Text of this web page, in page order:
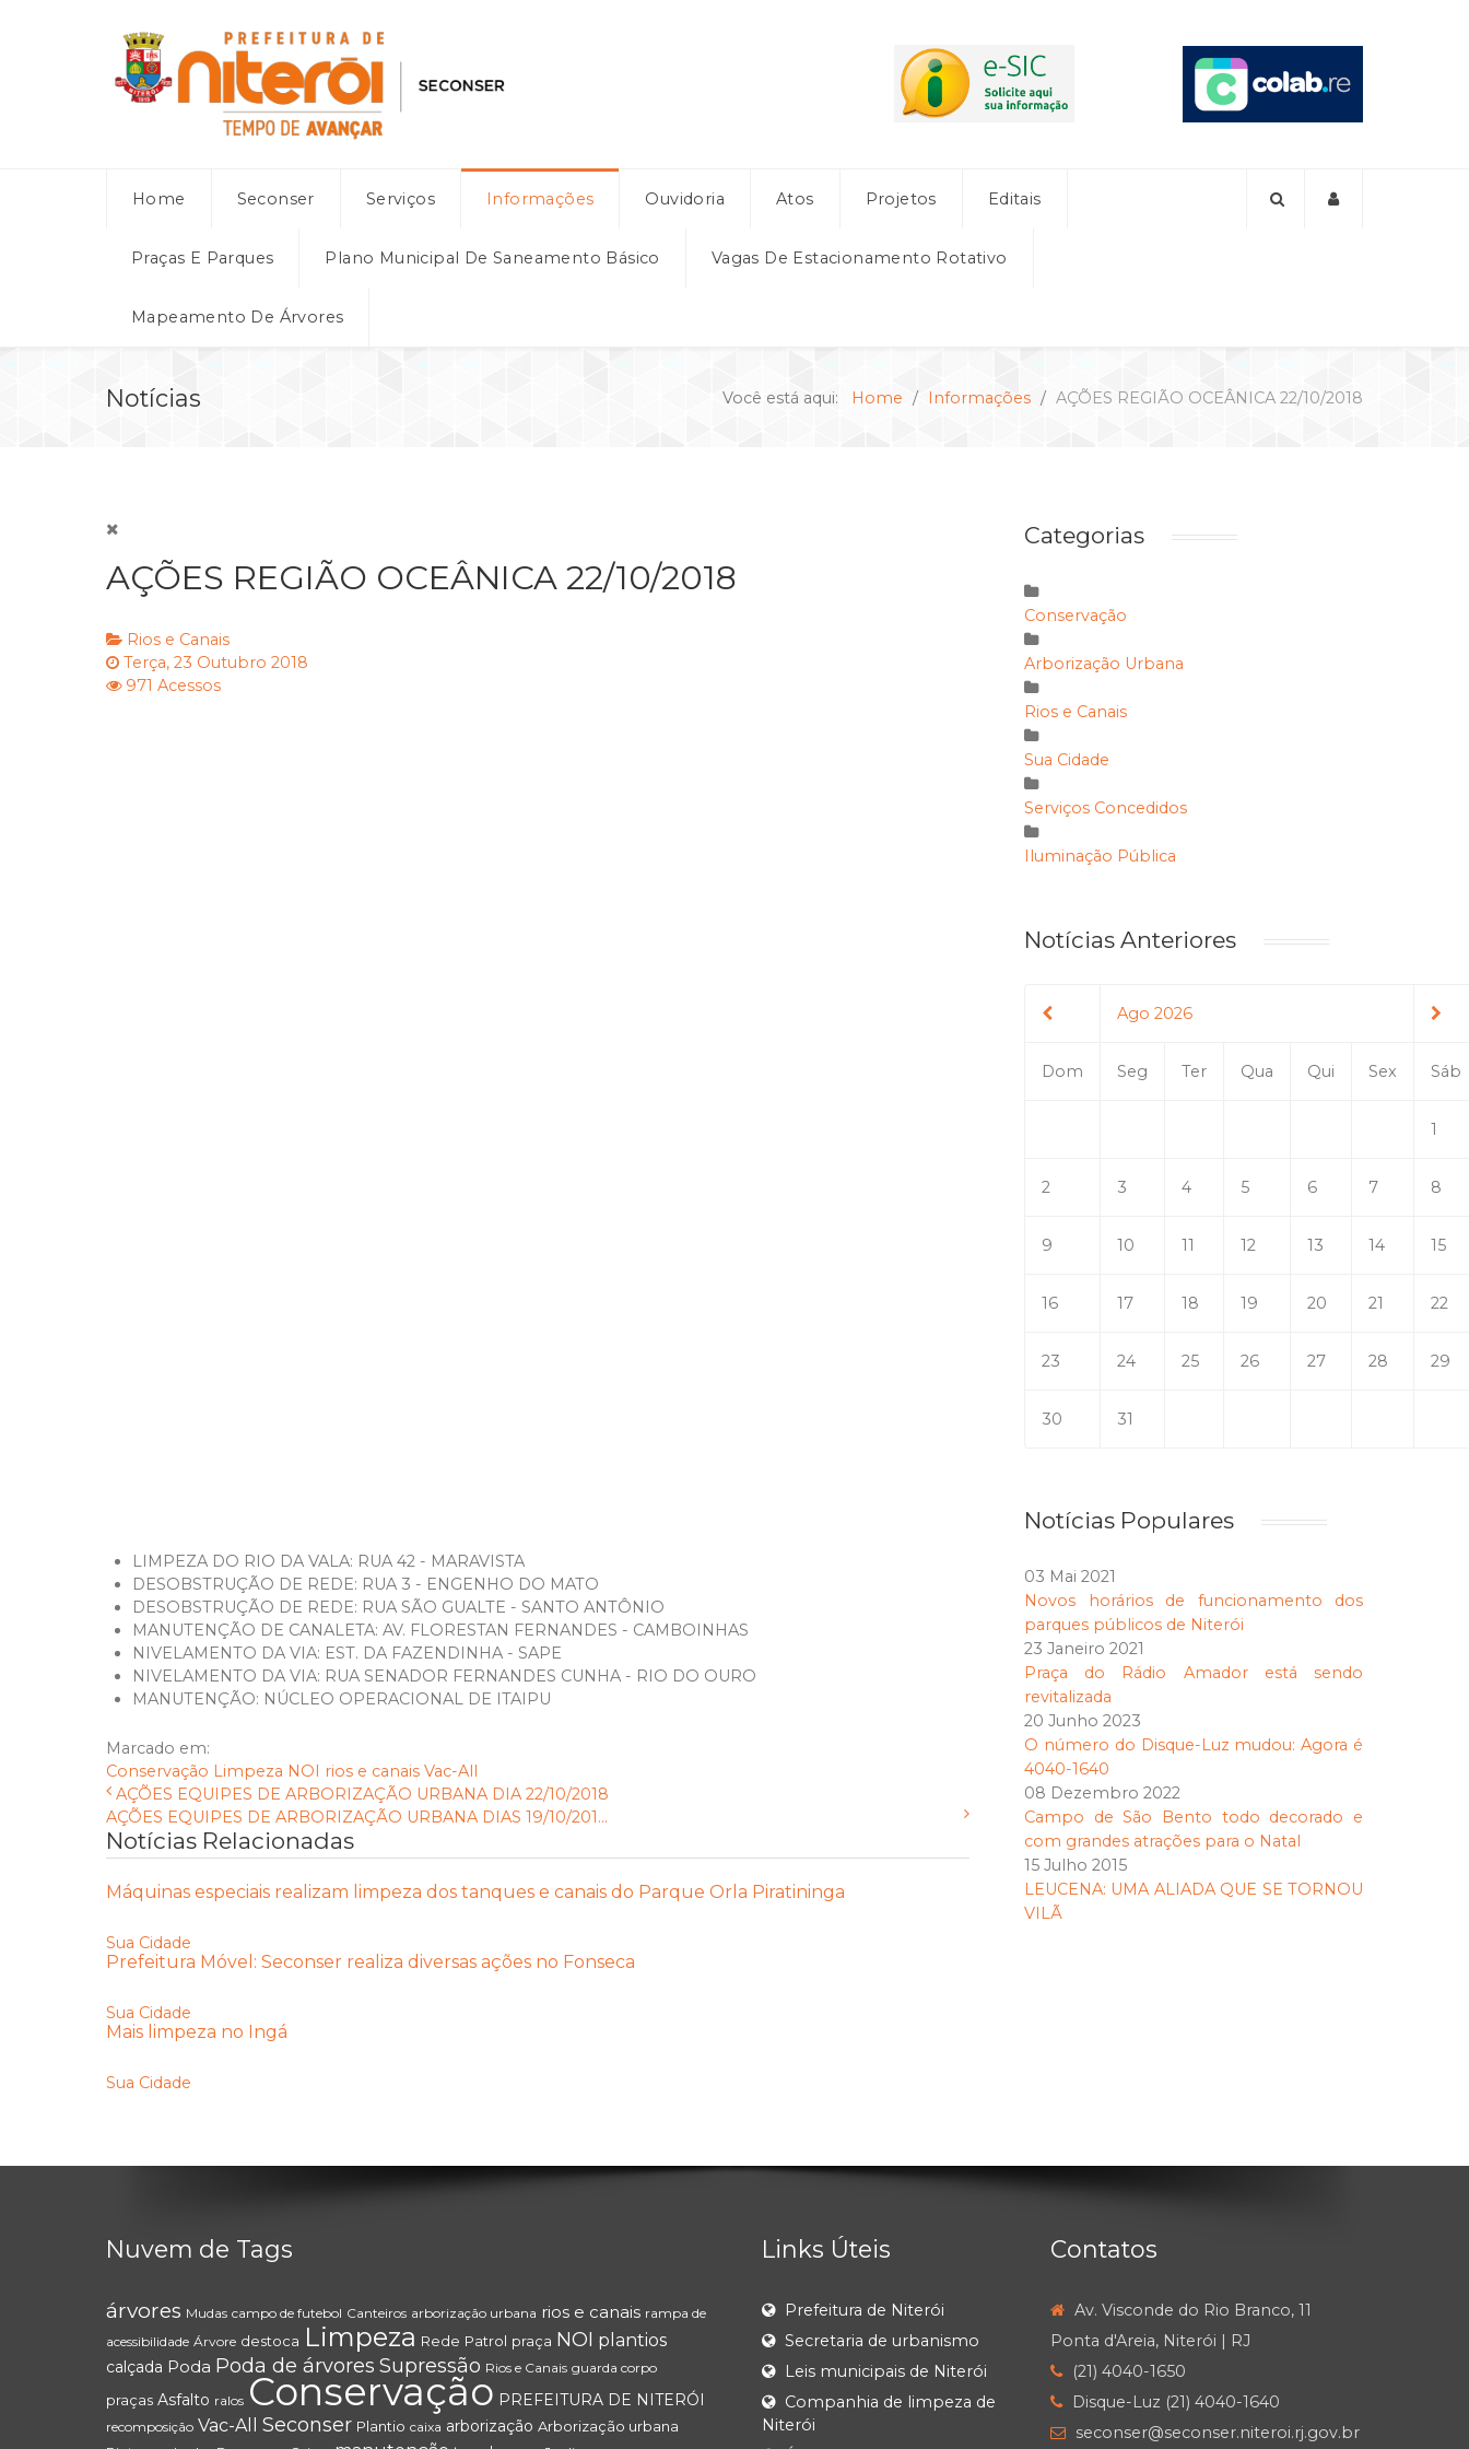
Home Seconser Serviços Informações Ouvidoria Atos Projetos Editais
Praças E Parques Plano Municipal De Saneamento Básico Vagas De Estacionamento Rotativo
Mapeamento De Árvores
Notícias Você está aqui: Home Informações AÇÕES REGIÃO OCEÂNICA 22/10/2018
AÇÕES REGIÃO OCEÂNICA 22/10/2018
Rios e Canais
Terça, 23 Outubro 2018
971 Acessos
LIMPEZA DO RIO DA VALA: RUA 42 - MARAVISTA
DESOBSTRUÇÃO DE REDE: RUA 3 - ENGENHO DO MATO
DESOBSTRUÇÃO DE REDE: RUA SÃO GUALTE - SANTO ANTÔNIO
MANUTENÇÃO DE CANALETA: AV. FLORESTAN FERNANDES - CAMBOINHAS
NIVELAMENTO DA VIA: EST. DA FAZENDINHA - SAPE
NIVELAMENTO DA VIA: RUA SENADOR FERNANDES CUNHA - RIO DO OURO
MANUTENÇÃO: NÚCLEO OPERACIONAL DE ITAIPU
Marcado em:
Conservação Limpeza NOI rios e canais Vac-All
AÇÕES EQUIPES DE ARBORIZAÇÃO URBANA DIA 22/10/2018
AÇÕES EQUIPES DE ARBORIZAÇÃO URBANA DIAS 19/10/201...
Notícias Relacionadas
Máquinas especiais realizam limpeza dos tanques e canais do Parque Orla Piratininga
Sua Cidade
Prefeitura Móvel: Seconser realiza diversas ações no Fonseca
Sua Cidade
Mais limpeza no Ingá
Sua Cidade
Categorias
Conservação
Arborização Urbana
Rios e Canais
Sua Cidade
Serviços Concedidos
Iluminação Pública
Notícias Anteriores
Ago 2026
Dom Seg Ter Qua Qui Sex Sáb
1
2 3 4 5 6 7 8
9 10 11 12 13 14 15
16 17 18 19 20 21 22
23 24 25 26 27 28 29
30 31
Notícias Populares
03 Mai 2021
Novos horários de funcionamento dos
parques públicos de Niterói
23 Janeiro 2021
Praça do Rádio Amador está sendo
revitalizada
20 Junho 2023
O número do Disque-Luz mudou: Agora é
4040-1640
08 Dezembro 2022
Campo de São Bento todo decorado e
com grandes atrações para o Natal
15 Julho 2015
LEUCENA: UMA ALIADA QUE SE TORNOU
VILÃ
Nuvem de Tags
árvores Mudas campo de futebol Canteiros arborização urbana rios e canais rampa de
acessibilidade Árvore destoca Limpeza Rede Patrol praça NOI plantios
calçada Poda Poda de árvores Supressão Rios e Canais guarda corpo
praças Asfalto ralos Conservação PREFEITURA DE NITERÓI
recomposição Vac-All Seconser Plantio caixa arborização Arborização urbana
Links Úteis
Prefeitura de Niterói
Secretaria de urbanismo
Leis municipais de Niterói
Companhia de limpeza de
Niterói
Contatos
Av. Visconde do Rio Branco, 11
Ponta d'Areia, Niterói | RJ
(21) 4040-1650
Disque-Luz (21) 4040-1640
seconser@seconser.niteroi.rj.gov.br